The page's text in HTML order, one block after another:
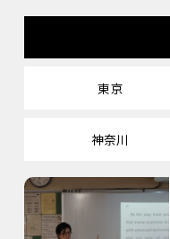
東京
神奈川